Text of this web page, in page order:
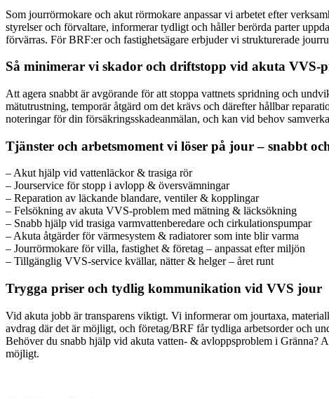
Som jourrörmokare och akut rörmokare anpassar vi arbetet efter
styrelser och förvaltare, informerar tydligt och håller berörda parter
förvärras. För BRF:er och fastighetsägare erbjuder vi strukturerade
Så minimerar vi skador och driftstopp vid akuta VVS-
Att agera snabbt är avgörande för att stoppa vattnets spridning och
mätutrustning, temporär åtgärd om det krävs och därefter hållbar
noteringar för din försäkringsskadeanmälan, och kan vid behov
Tjänster och arbetsmoment vi löser på jour – snabbt
– Akut hjälp vid vattenläckor & trasiga rör
– Jourservice för stopp i avlopp & översvämningar
– Reparation av läckande blandare, ventiler & kopplingar
– Felsökning av akuta VVS-problem med mätning & läcksökning
– Snabb hjälp vid trasiga varmvattenberedare och cirkulationspumpar
– Akuta åtgärder för värmesystem & radiatorer som inte blir varma
– Jourrörmokare för villa, fastighet & företag – anpassat efter miljön
– Tillgänglig VVS-service kvällar, nätter & helger – året runt
Trygga priser och tydlig kommunikation vid VVS jour
Vid akuta jobb är transparens viktigt. Vi informerar om jourtaxa,
avdrag där det är möjligt, och företag/BRF får tydliga arbetsorder och
Behöver du snabb hjälp vid akuta vatten- & avloppsproblem i
möjligt.